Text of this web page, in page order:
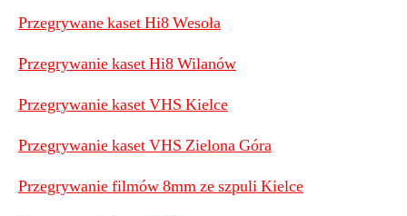
Przegrywane kaset Hi8 Wesoła
Przegrywanie kaset Hi8 Wilanów
Przegrywanie kaset VHS Kielce
Przegrywanie kaset VHS Zielona Góra
Przegrywanie filmów 8mm ze szpuli Kielce